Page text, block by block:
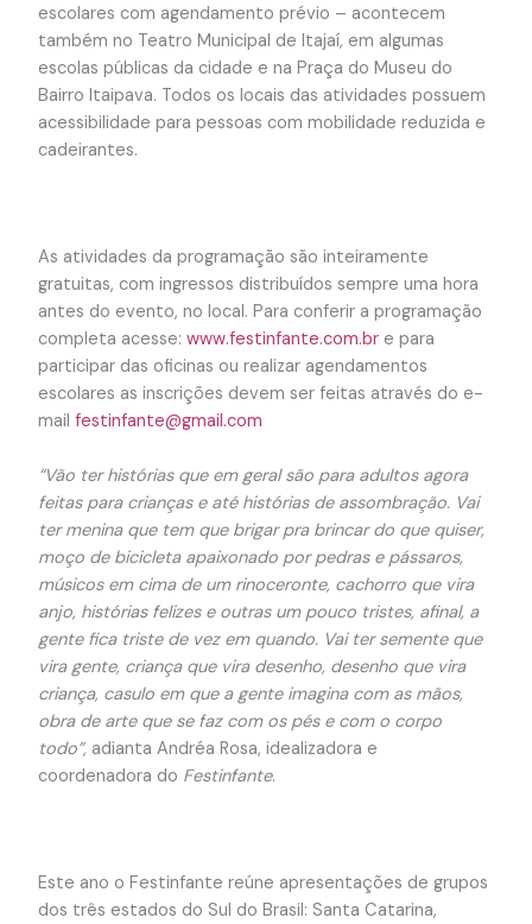
escolares com agendamento prévio – acontecem
também no Teatro Municipal de Itajaí, em algumas
escolas públicas da cidade e na Praça do Museu do
Bairro Itaipava. Todos os locais das atividades possuem
acessibilidade para pessoas com mobilidade reduzida e
cadeirantes.
As atividades da programação são inteiramente
gratuitas, com ingressos distribuídos sempre uma hora
antes do evento, no local. Para conferir a programação
completa acesse: www.festinfante.com.bre para
participar das oficinas ou realizar agendamentos
escolares as inscrições devem ser feitas através do e-
mail festinfante@gmail.com
“Vão ter histórias que em geral são para adultos agora
feitas para crianças e até histórias de assombração. Vai
ter menina que tem que brigar pra brincar do que quiser,
moço de bicicleta apaixonado por pedras e pássaros,
músicos em cima de um rinoceronte, cachorro que vira
anjo, histórias felizes e outras um pouco tristes, afinal, a
gente fica triste de vez em quando. Vai ter semente que
vira gente, criança que vira desenho, desenho que vira
criança, casulo em que a gente imagina com as mãos,
obra de arte que se faz com os pés e com o corpo
todo”, adianta Andréa Rosa, idealizadora e
coordenadora do Festinfante.
Este ano o Festinfante reúne apresentações de grupos
dos três estados do Sul do Brasil: Santa Catarina,